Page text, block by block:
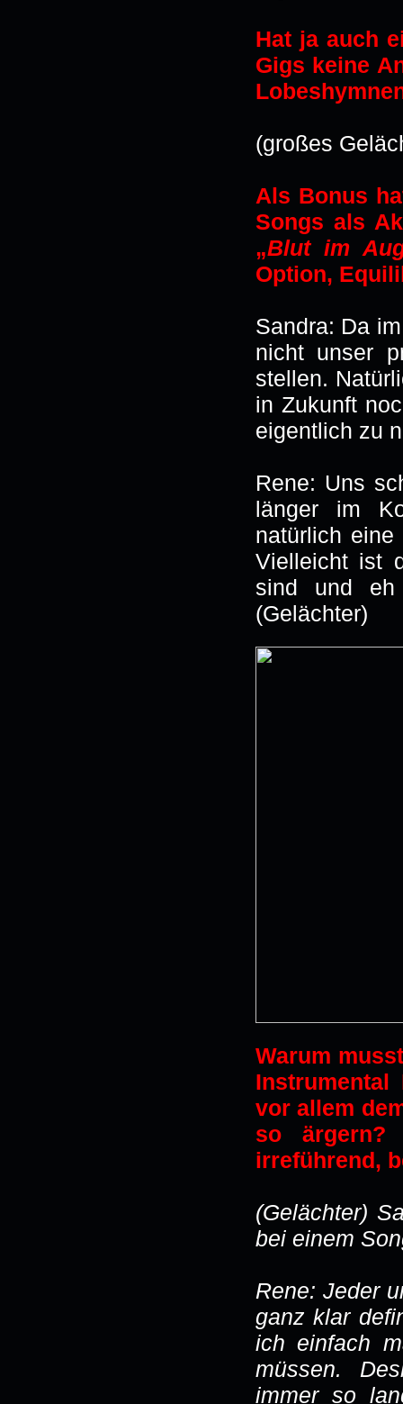
Hat ja auch
Gigs keine
(großes
Als Bonus
Songs als
„Blut im
Option,
Sandra: Da
nicht unser
stellen.
in Zukunft
eigentlich zu
Rene: Uns
länger im
natürlich
Vielleicht ist
sind und
(Gelächter)
Warum
vor allem
so
irreführend,
(Gelächter)
bei einem
Rene: Jeder
ganz klar
ich einfach
müssen.
immer so